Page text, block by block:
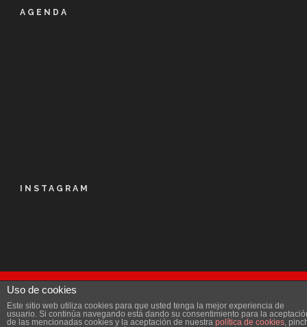
AGENDA
INSTAGRAM
© Kalapie 2016
Aviso Legal| Política de privacidad|Licencia|
Uso de cookies
Este sitio web utiliza cookies para que usted tenga la mejor experiencia de
usuario. Si continúa navegando está dando su consentimiento para la
de las mencionadas cookies y la aceptación de nuestra política de cookies,